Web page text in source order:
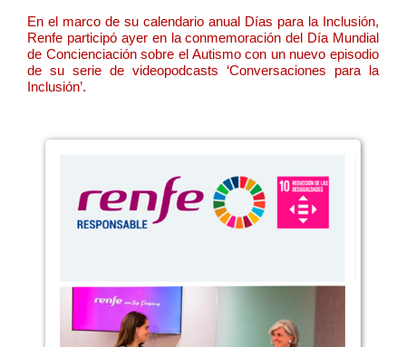
En el marco de su calendario anual Días para la Inclusión,
Renfe participó ayer en la conmemoración del Día Mundial
de Concienciación sobre el Autismo con un nuevo episodio
de su serie de videopodcasts ‘Conversaciones para la
Inclusión’.